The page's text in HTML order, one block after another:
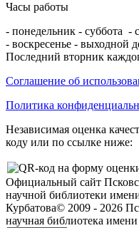
Часы работы
- понедельник - суббота -
- воскресенье - выходной
Последний вторник
Соглашение об
Политика
Независимая оценка
коду или по ссылке ниже:
Официальный сайт
научной библиотеки
Курбатова© 2009 - 2026
научная библиотека